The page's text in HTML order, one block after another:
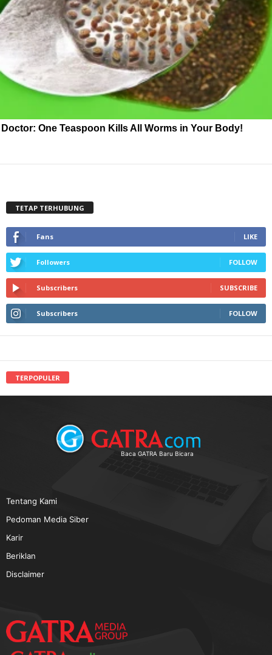
Doctor: One Teaspoon Kills All Worms in Your Body!
TETAP TERHUBUNG
Fans LIKE
Followers FOLLOW
Subscribers SUBSCRIBE
Subscribers FOLLOW